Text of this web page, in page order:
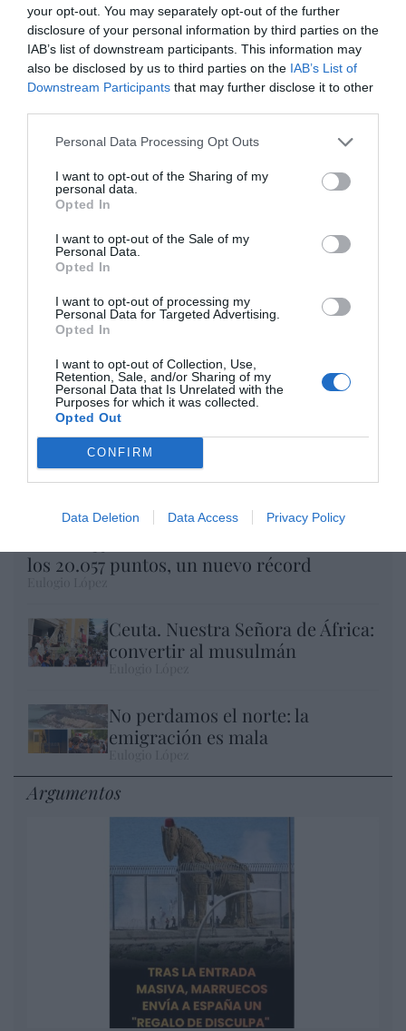
your opt-out. You may separately opt-out of the further
disclosure of your personal information by third parties on the
IAB’s list of downstream participants. This information may
also be disclosed by us to third parties on the IAB’s List of
Downstream Participants that may further disclose it to other
Personal Data Processing Opt Outs
I want to opt-out of the Sharing of my
personal data.
Opted In
I want to opt-out of the Sale of my
Personal Data.
Opted In
I want to opt-out of processing my
Personal Data for Targeted Advertising.
Opted In
I want to opt-out of Collection, Use,
Retention, Sale, and/or Sharing of my
Personal Data that Is Unrelated with the
Purposes for which it was collected.
Opted Out
CONFIRM
Data Deletion Data Access Privacy Policy
DIARIO DE LA CORRUPCIÓN SANCHISTA
Diario de la corrupción sanchista. La
Audiencia Nacional prorroga seis meses la
investigación del caso Koldo, ante el
ingente material incautado por la UCO
Artículos anteriores
Opinión
Enormes minucias
por Eulogio López
los 20.057 puntos, un nuevo récord
Ceuta. Nuestra Señora de África:
convertir al musulmán
No perdamos el norte: la
emigración es mala
Argumentos